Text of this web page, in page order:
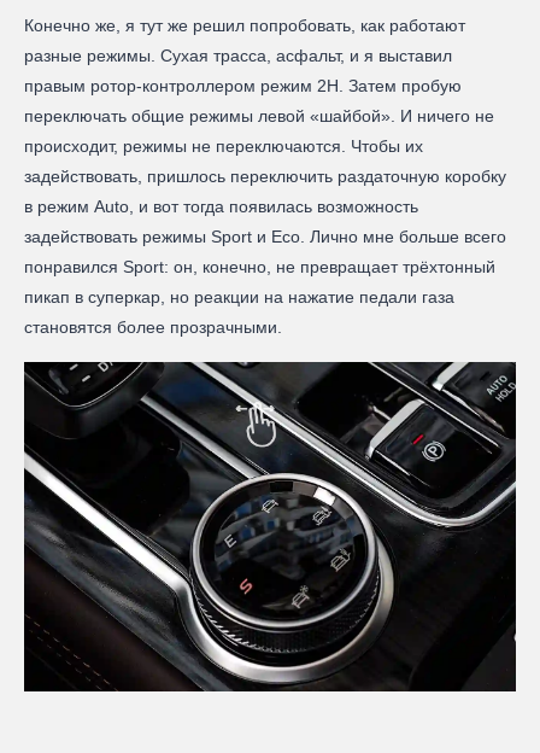
Конечно же, я тут же решил попробовать, как работают
разные режимы. Сухая трасса, асфальт, и я выставил
правым ротор-контроллером режим 2H. Затем пробую
переключать общие режимы левой «шайбой». И ничего не
происходит, режимы не переключаются. Чтобы их
задействовать, пришлось переключить раздаточную коробку
в режим Auto, и вот тогда появилась возможность
задействовать режимы Sport и Eco. Лично мне больше всего
понравился Sport: он, конечно, не превращает трёхтонный
пикап в суперкар, но реакции на нажатие педали газа
становятся более прозрачными.